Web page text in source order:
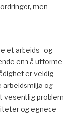
men
et arbeids- og
enn å utforme
er veldig
arbeidsmiljø og
vesentlig problem
og egnede